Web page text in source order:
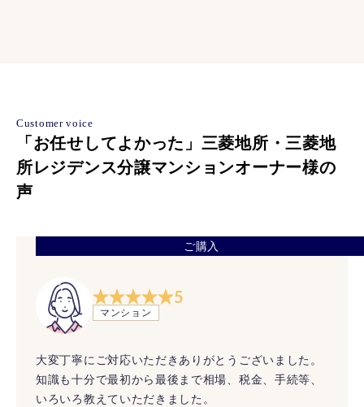
Customer voice
「お任せしてよかった」三菱地所・三菱地
所レジデンス分譲マンションオーナー様の
声
ご購入
5
マンション
大変丁寧にご対応いただきありがとうございました。
知識も十分で最初から最後まで相場、税金、手続等、
いろいろ教えていただきました。